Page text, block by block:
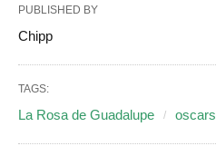
PUBLISHED BY
Chipp
TAGS:
La Rosa de Guadalupe oscars